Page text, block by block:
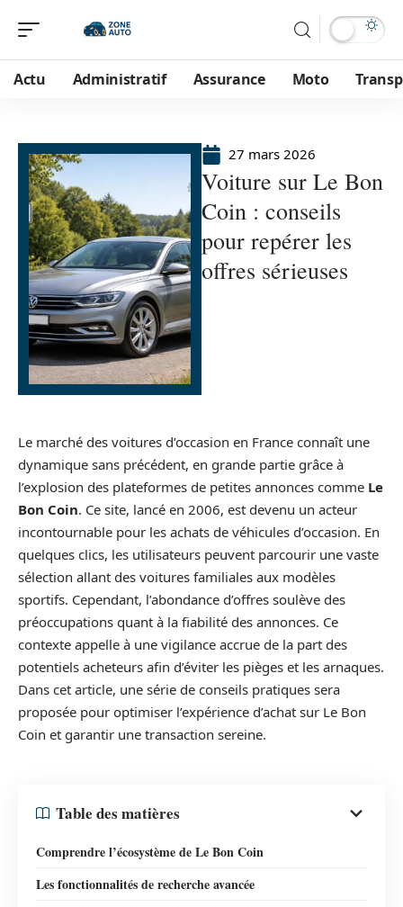
Actu Administratif Assurance Moto
27 mars 2026
Voiture sur Le Bon
Coin : conseils
pour repérer les
offres sérieuses
Le marché des voitures d’occasion en France connaît une
dynamique sans précédent, en grande partie grâce à
l’explosion des plateformes de petites annonces comme Le
Bon Coin. Ce site, lancé en 2006, est devenu un acteur
incontournable pour les achats de véhicules d’occasion. En
quelques clics, les utilisateurs peuvent parcourir une vaste
sélection allant des voitures familiales aux modèles
sportifs. Cependant, l’abondance d’offres soulève des
préoccupations quant à la fiabilité des annonces. Ce
contexte appelle à une vigilance accrue de la part des
potentiels acheteurs afin d’éviter les pièges et les arnaques.
Dans cet article, une série de conseils pratiques sera
proposée pour optimiser l’expérience d’achat sur Le Bon
Coin et garantir une transaction sereine.
Table des matières
Comprendre l’écosystème de Le Bon Coin
Les fonctionnalités de recherche avancée